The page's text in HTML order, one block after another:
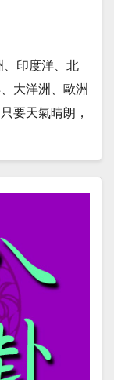
、印度洋、北
大洋洲、歐洲
要天氣晴朗，